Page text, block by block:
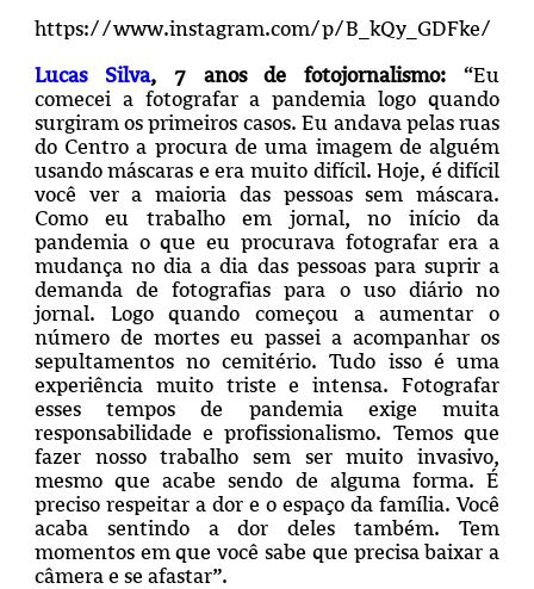
https://www.instagram.com/p/B_kQy_GDFke/
Lucas Silva, 7 anos de fotojornalismo:“Eu
comecei a fotografar a pandemia logo quando
surgiram os primeiros casos. Eu andava pelas ruas
do Centro a procura de uma imagem de alguém
usando máscaras e era muito difícil. Hoje, é difícil
você ver a maioria das pessoas sem máscara.
Como eu trabalho em jornal, no início da
pandemia o que eu procurava fotografar era a
mudança no dia a dia das pessoas para suprir a
demanda de fotografias para o uso diário no
jornal. Logo quando começou a aumentar o
número de mortes eu passei a acompanhar os
sepultamentos no cemitério. Tudo isso é uma
experiência muito triste e intensa.Fotografar
esses tempos de pandemia exige muita
responsabilidade e profissionalismo. Temos que
fazer nosso trabalho sem ser muito invasivo,
mesmo que acabe sendo de alguma forma. É
preciso respeitar a dor e o espaço da família. Você
acaba sentindo a dor deles também.Tem
momentos em que você sabe que precisa baixar a
câmera e se afastar”.